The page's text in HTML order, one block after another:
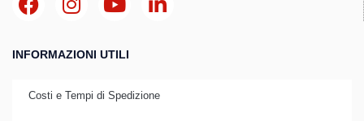
INFORMAZIONI UTILI
Costi e Tempi di Spedizione